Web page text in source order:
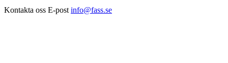
Kontakta oss E-post info@fass.se